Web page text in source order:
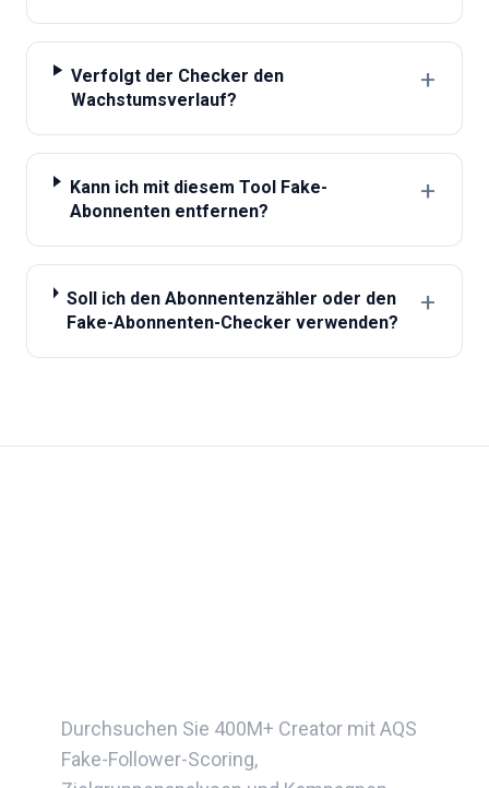
Verfolgt der Checker den
Wachstumsverlauf?
+
Kann ich mit diesem Tool Fake-
Abonnenten entfernen?
+
Soll ich den Abonnentenzähler oder den
Fake-Abonnenten-Checker verwenden?
+
Durchsuchen Sie 400M+ Creator mit AQS
Fake-Follower-Scoring,